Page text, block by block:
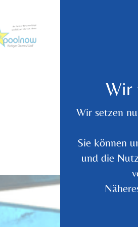
Wir
Wir setzen
Sie können
und die